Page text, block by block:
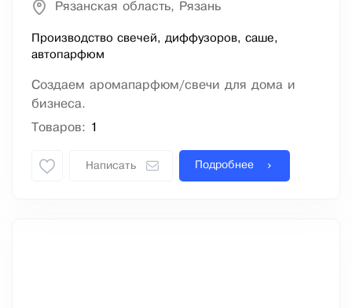
Рязанская область, Рязань
Производство свечей, диффузоров, саше,
автопарфюм
Создаем аромапарфюм/свечи для дома и
бизнеса.
Товаров: 1
Написать Подробнее